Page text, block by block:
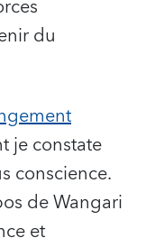
du
je constate
conscience.
de Wangari
et